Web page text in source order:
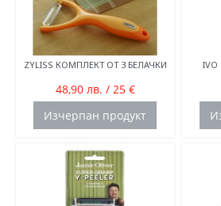
ZYLISS КОМПЛЕКТ ОТ 3 БЕЛАЧКИ
48,90 лв. / 25 €
Изчерпан продукт
IVO